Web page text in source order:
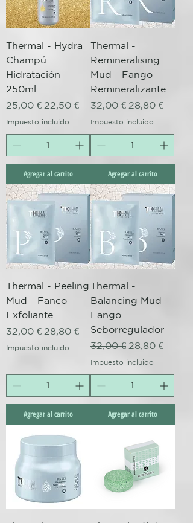
Thermal - Hydra
Champú
Hidratación
250ml
Precio
25,00 € Precio de oferta
22,50 €
Impuesto incluido
Agregar al carrito
Thermal -
Remineralising
Mud - Fango
Remineralizante
Precio
32,00 € Precio de
28,80 €
Impuesto incluido
Agregar al carrito
Thermal - Peeling
Mud - Fanco
Exfoliante
Precio
32,00 € Precio de oferta
28,80 €
Impuesto incluido
Agregar al carrito
Thermal -
Balancing Mud -
Fango
Seborregulador
Precio
32,00 € Precio de
28,80 €
Impuesto incluido
Agregar al carrito